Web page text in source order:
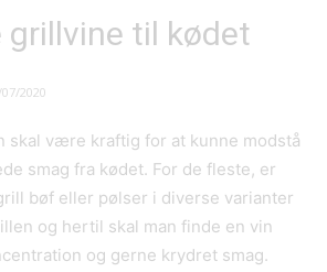
grillvine til kødet
2020
skal være kraftig for at kunne modstå
smag fra kødet. For de fleste, er
bøf eller pølser i diverse varianter
og hertil skal man finde en vin
og gerne krydret smag.